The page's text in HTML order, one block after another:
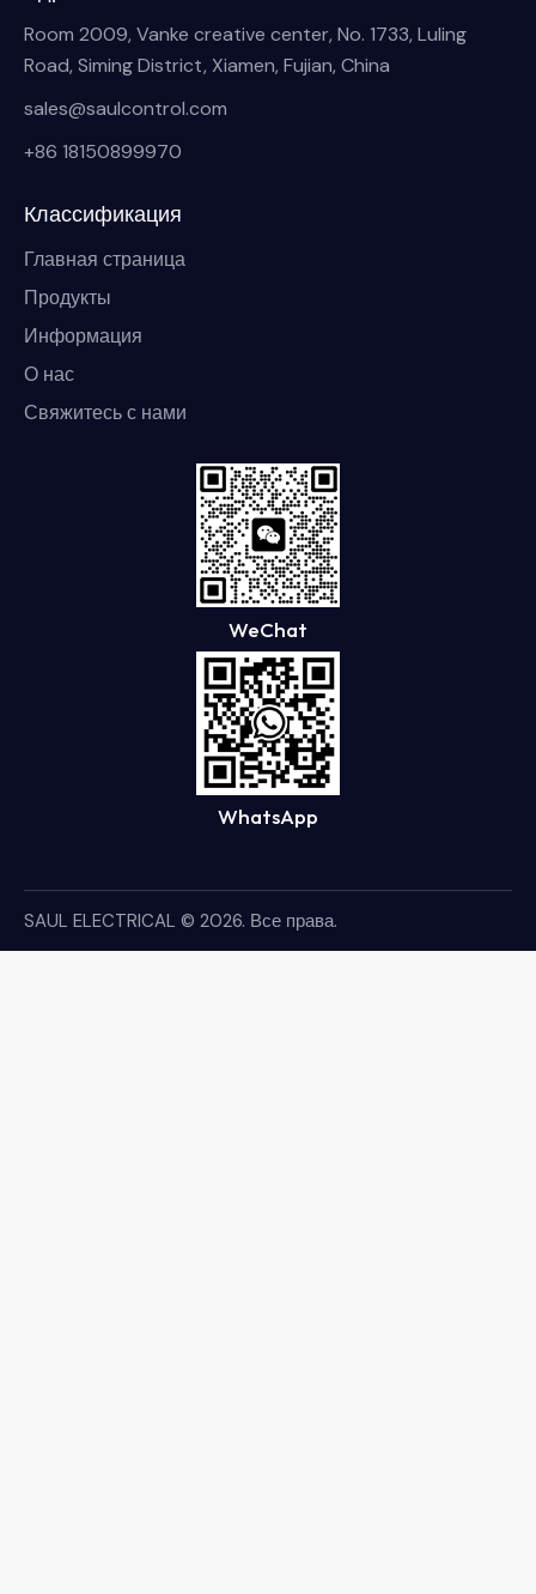
Room 2009, Vanke creative center, No. 1733, Luling
Road, Siming District, Xiamen, Fujian, China
sales@saulcontrol.com
+86 18150899970
Классификация
Главная страница
Продукты
Информация
О нас
Свяжитесь с нами
WeChat
WhatsApp
SAUL ELECTRICAL © 2026. Все права.